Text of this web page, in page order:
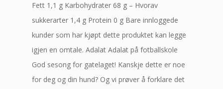
Fett 1,1 g Karbohydrater 68 g – Hvorav
sukkerarter 1,4 g Protein 0 g Bare innloggede
kunder som har kjøpt dette produktet kan legge
igjen en omtale. Adalat Adalat på fotballskole
God sesong for gatelaget! Kanskje dette er noe
for deg og din hund? Og vi prøver å forklare det